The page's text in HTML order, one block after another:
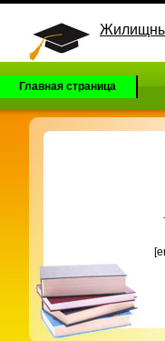
Главная страница
-